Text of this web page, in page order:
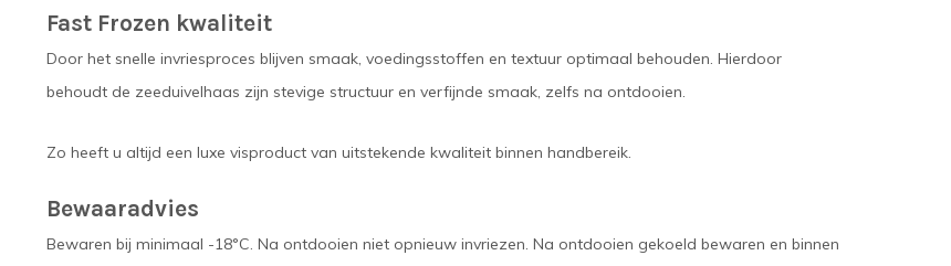
Fast Frozen kwaliteit
Door het snelle invriesproces blijven smaak, voedingsstoffen en textuur optimaal behouden. Hierdoor
behoudt de zeeduivelhaas zijn stevige structuur en verfijnde smaak, zelfs na ontdooien.
Zo heeft u altijd een luxe visproduct van uitstekende kwaliteit binnen handbereik.
Bewaaradvies
Bewaren bij minimaal -18°C. Na ontdooien niet opnieuw invriezen. Na ontdooien gekoeld bewaren en binnen